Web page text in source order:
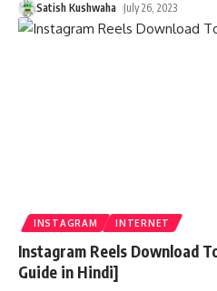
Satish Kushwaha July 26, 2023
INSTAGRAM INTERNET
Instagram Reels Download
Guide in Hindi]